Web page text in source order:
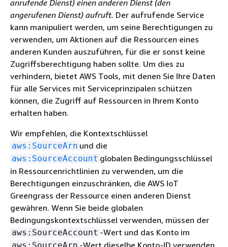
anrufende Dienst) einen anderen Dienst(den
angerufenen Dienst) aufruft. Der aufrufende Service
kann manipuliert werden, um seine Berechtigungen zu
verwenden, um Aktionen auf die Ressourcen eines
anderen Kunden auszuführen, für die er sonst keine
Zugriffsberechtigung haben sollte. Um dies zu
verhindern, bietet AWS Tools, mit denen Sie Ihre Daten
für alle Services mit Serviceprinzipalen schützen
können, die Zugriff auf Ressourcen in Ihrem Konto
erhalten haben.
Wir empfehlen, die Kontextschlüssel
aws:SourceArn und die
aws:SourceAccount globalen Bedingungsschlüssel
in Ressourcenrichtlinien zu verwenden, um die
Berechtigungen einzuschränken, die AWS IoT
Greengrass der Ressource einen anderen Dienst
gewähren. Wenn Sie beide globalen
Bedingungskontextschlüssel verwenden, müssen der
aws:SourceAccount -Wert und das Konto im
-Wert dieselbe Konto-ID verwenden,